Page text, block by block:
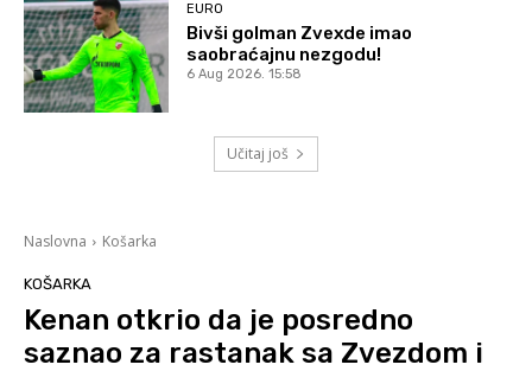
EURO
Bivši golman Zvexde imao
saobraćajnu nezgodu!
6 Aug 2026. 15:58
Učitaj još